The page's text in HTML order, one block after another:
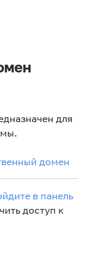
для
домен
в панель
доступ к